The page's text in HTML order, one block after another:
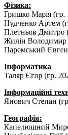
Фізика:
Гришко Марія (гр.
Нудченко Артем
Плетньов Дмитро
Жилін Володимир
Паремський
Інформатика
Таляр Єгор (гр.
Інформаційні
Янович Степан
Географія:
Капелюшний